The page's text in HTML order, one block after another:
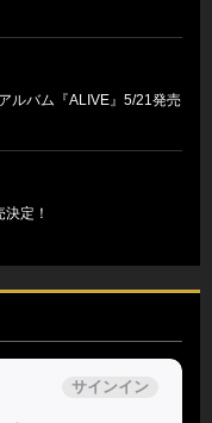
ルバム『ALIVE』5/21発売
定！